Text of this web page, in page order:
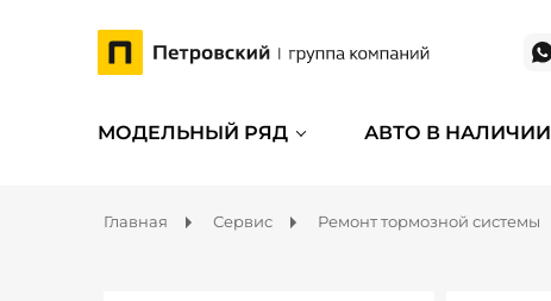
МОДЕЛЬНЫЙ РЯД АВТО В НАЛИЧИИ
Главная Сервис Ремонт тормозной системы